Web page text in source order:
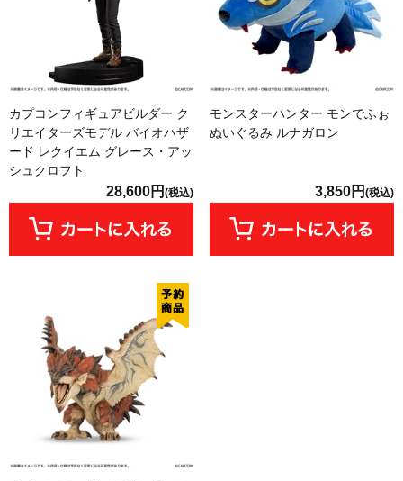
カプコンフィギュアビルダー ク
リエイターズモデル バイオハザ
ード レクイエム グレース・アッ
シュクロフト
28,600円 (税込)
モンスターハンター モンでふぉ
ぬいぐるみ ルナガロン
3,850円 (税込)